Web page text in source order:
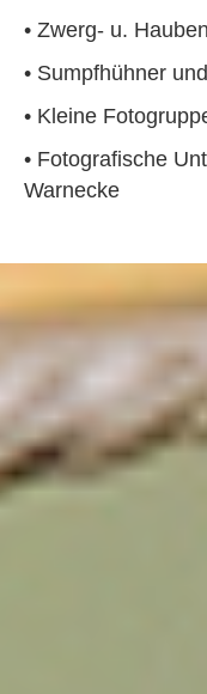
• Zwerg- u.
• Sumpfhühner
• Kleine
• Fotografische
Warnecke